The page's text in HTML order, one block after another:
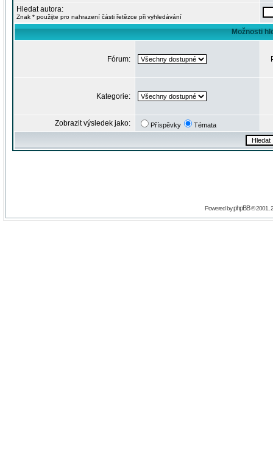
Hledat autora:
Znak * použijte pro nahrazení části řetězce při vyhledávání
Možnosti
Fórum:
Kategorie:
Zobrazit výsledek jako: Příspěvky Témata
Powered byphpBB© 2001,